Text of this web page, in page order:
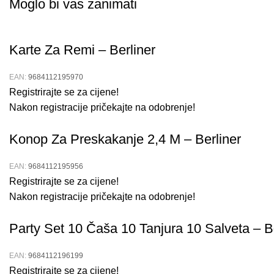
Moglo bi vas zanimati
Karte Za Remi – Berliner
EAN: 9684112195970
Registrirajte se za cijene!
Nakon registracije pričekajte na odobrenje!
Konop Za Preskakanje 2,4 M – Berliner
EAN: 9684112195956
Registrirajte se za cijene!
Nakon registracije pričekajte na odobrenje!
Party Set 10 Čaša 10 Tanjura 10 Salveta –
EAN: 9684112196199
Registrirajte se za cijene!